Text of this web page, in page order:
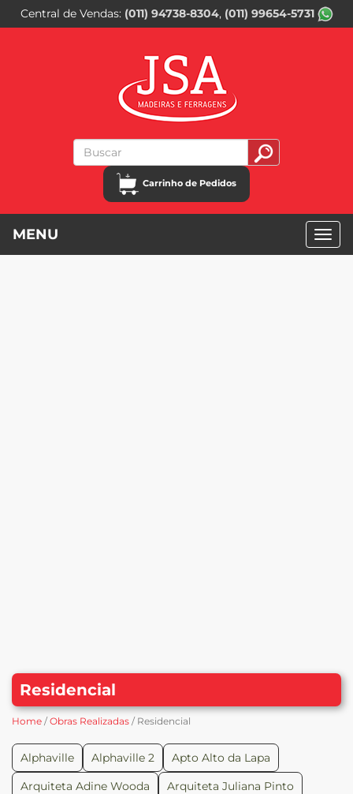
Central de Vendas (011) 94738-8304 (011) 99654-5731
Carrinho de Pedidos
MENU
Residencial
Home /Obras Realizadas / Residencial
Alphaville Alphaville 2
Apto Alto da Lapa
Arquiteta Adine Wooda
Arquiteta Juliana Pinto